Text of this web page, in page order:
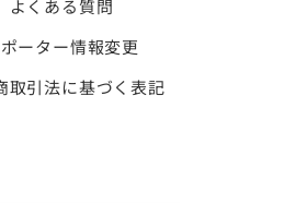
よくある質問
ーター情報変更
取引法に基づく表記